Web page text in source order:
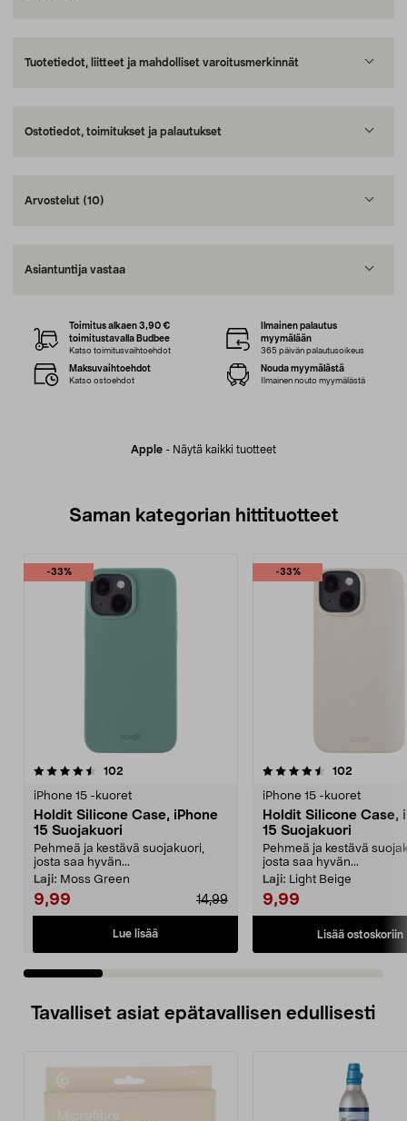
Tuotetiedot, liitteet ja mahdolliset varoitusmerkinnät
Ostotiedot, toimitukset ja palautukset
Arvostelut (10)
Asiantuntija vastaa
Apple - Näytä kaikki tuotteet
Toimitus alkaen 3,90 €
toimitustavalla Budbee
Katso toimitusvaihtoehdot
Ilmainen palautus
myymälään
365 päivän palautusoikeus
Maksuvaihtoehdot
Katso ostoehdot
Nouda myymälästä
Ilmainen nouto myymälästä
Saman kategorian hittituotteet
-33%
102
iPhone 15 -kuoret
Holdit Silicone Case, iPhone
15 Suojakuori
Pehmeä ja kestävä suojakuori,
josta saa hyvän...
Laji: Moss Green
9,99 14,99
Lue lisää
-33%
4.5 viidestä
102
iPhone 15 -kuoret
Holdit Silicone Case,
15 Suojakuori
Pehmeä ja kestävä
josta saa hyvän...
Laji: Light Beige
9,99
Lisää ostoskoriin
4.5 viidestä
Tavalliset asiat epätavallisen edullisesti